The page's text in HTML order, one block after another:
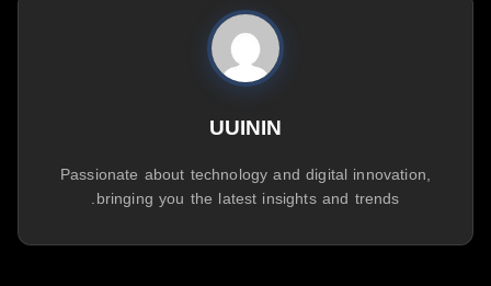
UUININ
Passionate about technology and digital innovation,
bringing you the latest insights and trends.